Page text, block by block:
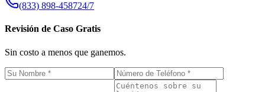
(833) 898-458724/7
Revisión de Caso Gratis
Sin costo a menos que ganemos.